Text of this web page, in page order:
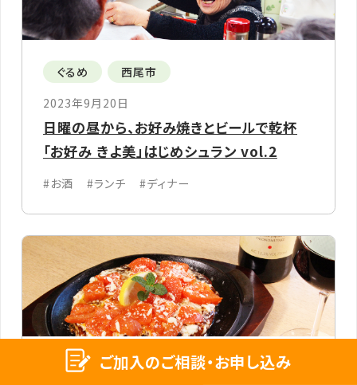
ぐるめ
西尾市
2023年9月20日
日曜の昼から、お好み焼きとビールで乾杯
「お好み きよ美」はじめシュラン vol.2
#お酒 #ランチ #ディナー
ぐるめ 碧南市
ご加入のご相談・お申し込み